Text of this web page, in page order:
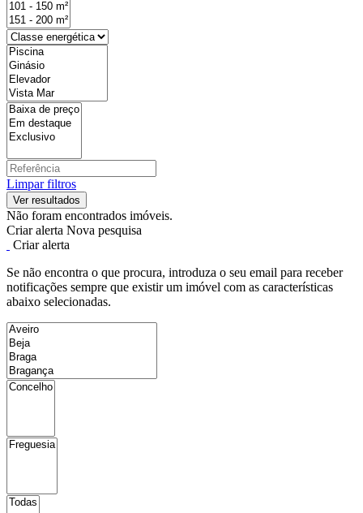
Limpar filtros
Não foram encontrados imóveis.
Criar alerta Nova pesquisa
Criar alerta
Se não encontra o que procura, introduza o seu email para receber
notificações sempre que existir um imóvel com as características
abaixo selecionadas.